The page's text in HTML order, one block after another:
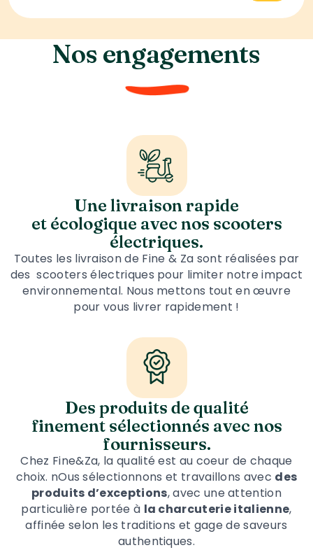
Nos engagements
Une livraison rapide
et écologique avec nos scooters
électriques.
Toutes les livraison de Fine & Za sont réalisées par
des scooters électriques pour limiter notre impact
environnemental. Nous mettons tout en œuvre
pour vous livrer rapidement !
Des produits de qualité
finement sélectionnés avec nos
fournisseurs.
Chez Fine&Za, la qualité est au coeur de chaque
choix. nOus sélectionnons et travaillons avec des
produits d’exceptions, avec une attention
particulière portée à la charcuterie italienne,
affinée selon les traditions et gage de saveurs
authentiques.